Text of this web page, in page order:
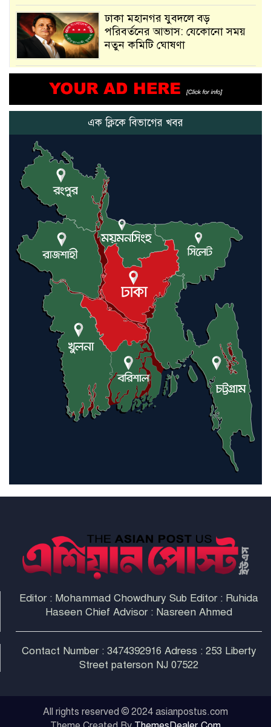
ঢাকা মহানগর যুবদলে বড়
পরিবর্তনের আভাস: যেকোনো সময়
নতুন কমিটি ঘোষণা
মানুষের উপকার হয় : প্রধানমন্ত্রী
যুক্তরাষ্ট্র ও ইসরায়েল বাদে হরমুজ
প্রণালি সবার জন্য উন্মুক্ত: আরাকচি
এবার চীনের দ্বারস্থ হলেন ডোনাল্ড
ট্রাম্প
ইরানে কঠোর হামলা অব্যাহত রাখতে
ট্রাম্পকে আহ্বান সৌদি আরবের
ইরাকসহ মধ্যপ্রাচ্যে ২৪ হামলা চালাল
ইরানপন্থি গোষ্ঠী
হরমুজ প্রণালী সুরক্ষায় মিত্ররা সাহায্য
না করলে ন্যাটোর ভবিষ্যৎ খারাপ
এক ক্লিকে বিভাগের খবর
Editor : Mohammad Chowdhury Sub Editor : Ruhida
Haseen Chief Advisor : Nasreen Ahmed
Contact Number : 3474392916 Adress : 253 Liberty
Street paterson NJ 07522
All rights reserved © 2024 asianpostus.com